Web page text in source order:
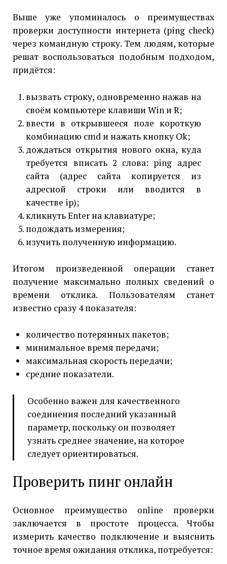
Выше уже упоминалось о преимуществах
проверки доступности интернета (ping check)
через командную строку. Тем людям, которые
решат воспользоваться подобным подходом,
придётся:
вызвать строку, одновременно нажав на
своём компьютере клавиши Win и R;
ввести в открывшееся поле короткую
комбинацию cmd и нажать кнопку Ok;
дождаться открытия нового окна, куда
требуется вписать 2 слова: ping адрес
сайта (адрес сайта копируется из
адресной строки или вводится в
качестве ip);
кликнуть Enter на клавиатуре;
подождать измерения;
изучить полученную информацию.
Итогом произведенной операции станет
получение максимально полных сведений о
времени отклика. Пользователям станет
известно сразу 4 показателя:
количество потерянных пакетов;
минимальное время передачи;
максимальная скорость передачи;
средние показатели.
Особенно важен для качественного
соединения последний указанный
параметр, поскольку он позволяет
узнать среднее значение, на которое
следует ориентироваться.
Проверить пинг онлайн
Основное преимущество online проверки
заключается в простоте процесса. Чтобы
измерить качество подключение и выяснить
точное время ожидания отклика, потребуется: